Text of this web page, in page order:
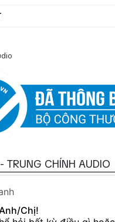
TRUNG CHÍNH AUDIO
Chị!